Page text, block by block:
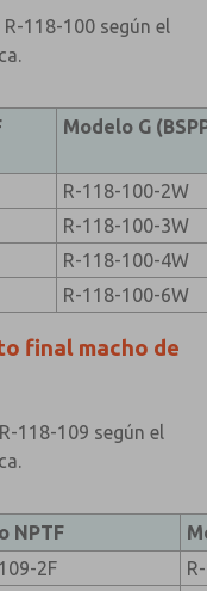
118-100 según el
Modelo G
R-118-100-2W
R-118-100-3W
R-118-100-4W
R-118-100-6W
final macho de
118-109 según el
NPTF
2F